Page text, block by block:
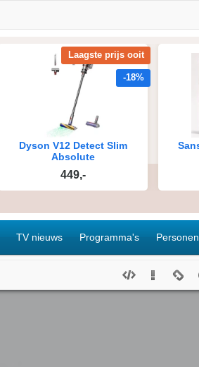
TV nieuws Programma's Personen